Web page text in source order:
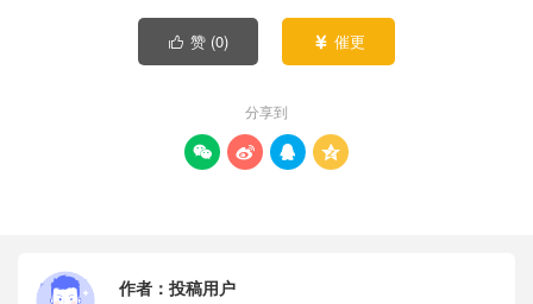
 赞 (0)  催更
分享到
   
作者： 投稿用户